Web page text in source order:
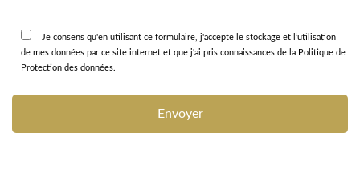
Je consens qu'en utilisant ce formulaire, j'accepte le stockage et l’utilisation
de mes données par ce site internet et que j'ai pris connaissances de la Politique de
Protection des données.